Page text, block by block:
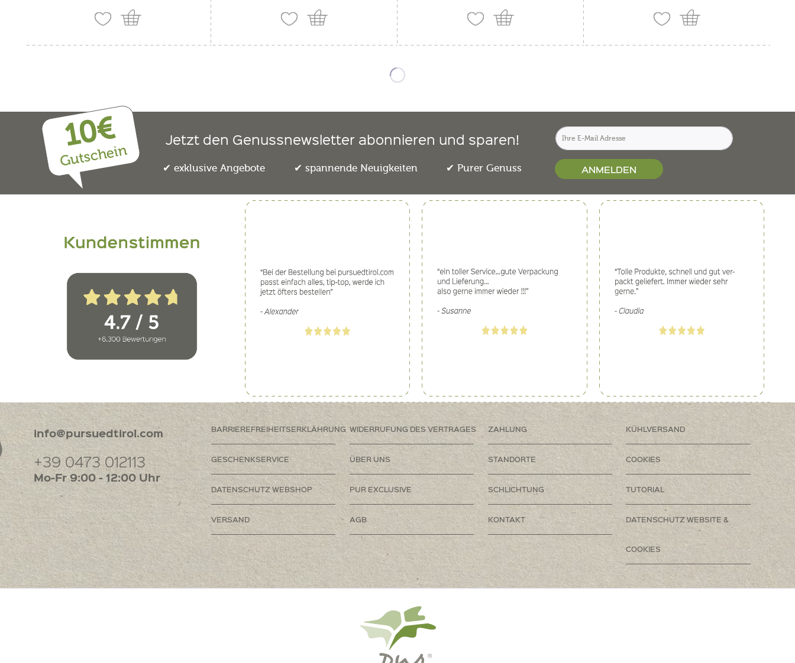
10€
Gutschein
Jetzt den Genussnewsletter abonnieren und sparen!
exklusive Angebote spannende Neuigkeiten Purer Genuss ANMELDEN
info@pursuedtirol.com
+39 0473 012113
Mo-Fr 9:00 - 12:00 Uhr
BARRIEREFREIHEITSERKLÄHRUNG WIDERRUFUNG DES VERTRAGES ZAHLUNG KÜHLVERSAND
GESCHENKSERVICE ÜBER UNS STANDORTE COOKIES
DATENSCHUTZ WEBSHOP PUR EXCLUSIVE SCHLICHTUNG TUTORIAL
VERSAND AGB KONTAKT DATENSCHUTZ WEBSITE &
COOKIES